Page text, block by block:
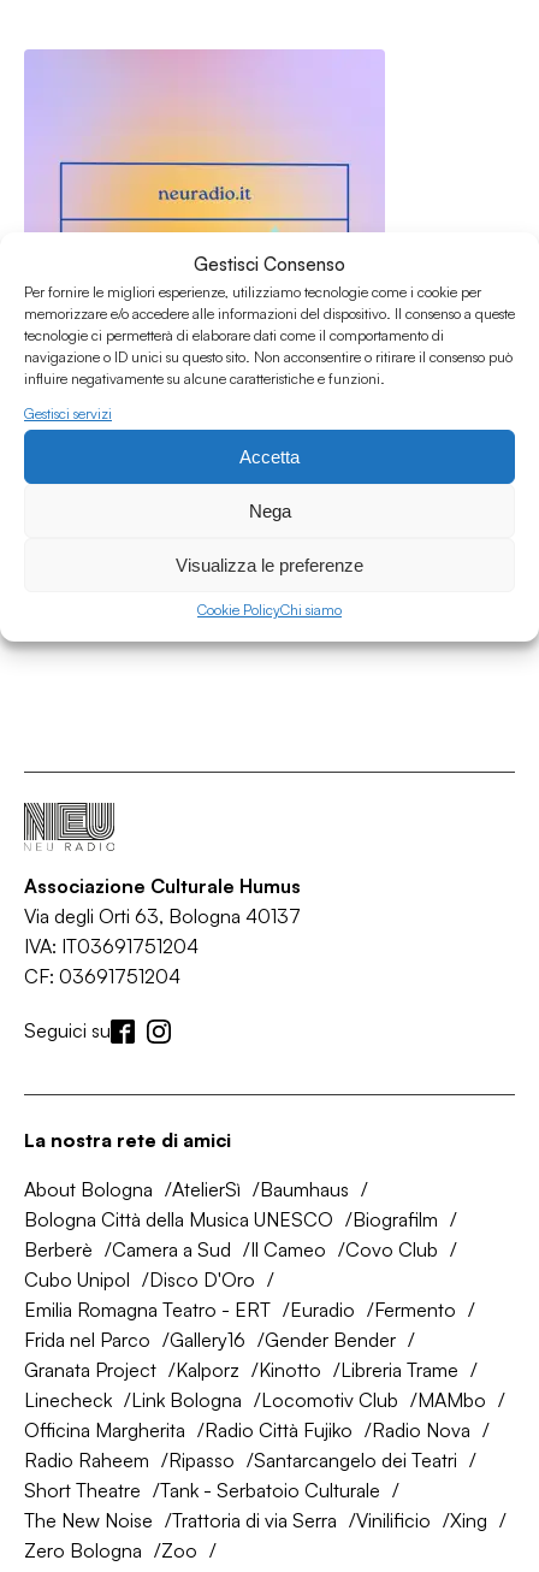
Gestisci Consenso
Per fornire le migliori esperienze, utilizziamo tecnologie come i cookie per
memorizzare e/o accedere alle informazioni del dispositivo. Il consenso a queste
tecnologie ci permetterà di elaborare dati come il comportamento di
navigazione o ID unici su questo sito. Non acconsentire o ritirare il consenso può
influire negativamente su alcune caratteristiche e funzioni.
Gestisci servizi
Accetta
Nega
Visualizza le preferenze
Cookie PolicyChi siamo
02.05.2022
GFLUID w/ Federico Pirozzi - 13 APR 2022
Associazione Culturale Humus
Via degli Orti 63, Bologna 40137
IVA: IT03691751204
CF: 03691751204
Seguici su
La nostra rete di amici
About Bologna AtelierSì
Baumhaus
Bologna Città della Musica UNESCO
Biografilm
Berberè
Camera a Sud Il Cameo
Covo Club
Cubo Unipol
Disco D'Oro
Emilia Romagna Teatro - ERT
Euradio
Fermento
Frida nel Parco
Gallery16
Gender Bender
Granata Project
Kalporz Kinotto
Libreria Trame
Linecheck
Link Bologna Locomotiv Club
MAMbo
Officina Margherita
Radio Città Fujiko
Radio Nova
Radio Raheem
Ripasso
Santarcangelo dei Teatri
Short Theatre
Tank - Serbatoio Culturale
The New Noise
Trattoria di via Serra Vinilificio
Xing
Zero Bologna
Zoo